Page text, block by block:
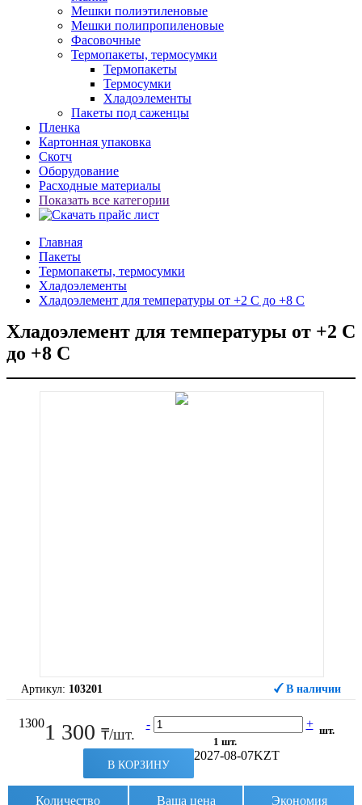
Мешки полиэтиленовые
Мешки полипропиленовые
Фасовочные
Термопакеты, термосумки
Термопакеты
Термосумки
Хладоэлементы
Пакеты под саженцы
Пленка
Картонная упаковка
Скотч
Оборудование
Расходные материалы
Показать все категории
Главная
Пакеты
Термопакеты, термосумки
Хладоэлементы
Хладоэлемент для температуры от +2 С до +8 С
Хладоэлемент для температуры от +2 С
до +8 С
Артикул: 103201 В наличии
13001 300 ₸/шт.
- +
1 шт.
шт.
В КОРЗИНУ
2027-08-07KZT
Количество Ваша цена Экономия